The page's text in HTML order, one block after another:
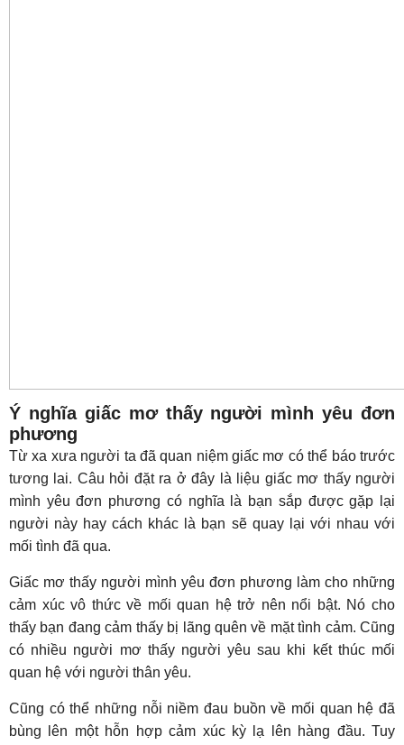
Ý nghĩa giấc mơ thấy người mình yêu đơn
phương
Từ xa xưa người ta đã quan niệm giấc mơ có thể báo trước
tương lai. Câu hỏi đặt ra ở đây là liệu giấc mơ thấy người
mình yêu đơn phương có nghĩa là bạn sắp được gặp lại
người này hay cách khác là bạn sẽ quay lại với nhau với
mối tình đã qua.
Giấc mơ thấy người mình yêu đơn phương làm cho những
cảm xúc vô thức về mối quan hệ trở nên nổi bật. Nó cho
thấy bạn đang cảm thấy bị lãng quên về mặt tình cảm. Cũng
có nhiều người mơ thấy người yêu sau khi kết thúc mối
quan hệ với người thân yêu.
Cũng có thể những nỗi niềm đau buồn về mối quan hệ đã
bùng lên một hỗn hợp cảm xúc kỳ lạ lên hàng đầu. Tuy